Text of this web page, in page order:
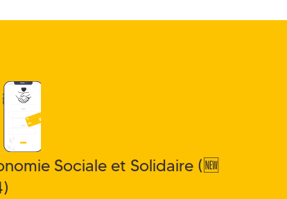
Sociale et Solidaire (🆕